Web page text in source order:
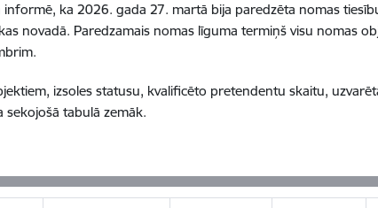
informē, ka 2026. gada 27. martā bija paredzēta nomas
novadā. Paredzamais nomas līguma termiņš visu nomas
izsoles statusu, kvalificēto pretendentu skaitu,
tabulā zemāk.